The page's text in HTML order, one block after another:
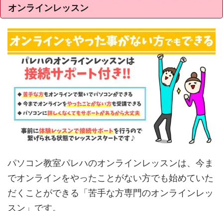
オンラインレッスン
パソコン教室パレハのオンラインレッスンは、今ま
でオンラインをやったことがない方でも始めていた
だくことができる「苦手な方専門のオンラインレッ
スン」です。